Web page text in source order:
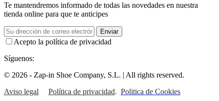
Te mantendremos informado de todas las novedades en nuestra
tienda online para que te anticipes
Enviar
Acepto la política de privacidad
Síguenos:
© 2026 - Zap-in Shoe Company, S.L. | All rights reserved.
Aviso legal
Política de privacidad. Politica de Cookies